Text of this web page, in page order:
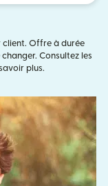
client. Offre à durée
Consultez les
une nouvelle fenêtre)
plus.